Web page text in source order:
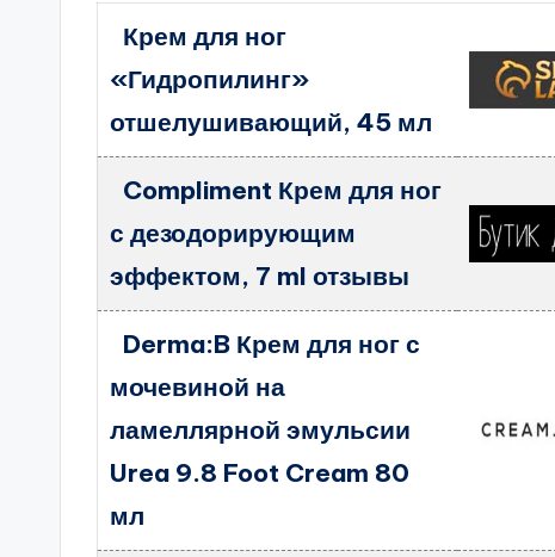
Крем для ног
«Гидропилинг»
отшелушивающий, 45 мл
Compliment Крем для ног
с дезодорирующим
эффектом, 7 ml отзывы
Derma:B Крем для ног с
мочевиной на
ламеллярной эмульсии
Urea 9.8 Foot Cream 80
мл